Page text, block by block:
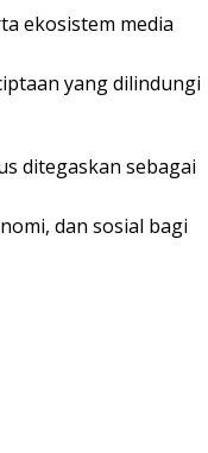
ekosistem media
yang dilindungi
ditegaskan sebagai
dan sosial bagi